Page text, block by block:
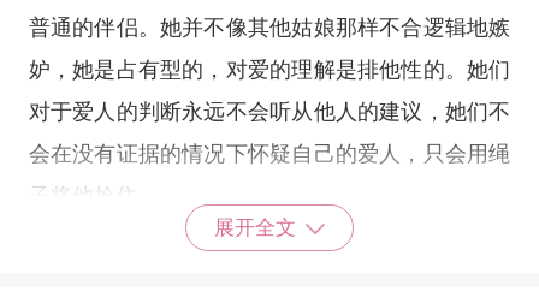
普通的伴侣。她并不像其他姑娘那样不合逻辑地嫉
妒，她是占有型的，对爱的理解是排他性的。她们
对于爱人的判断永远不会听从他人的建议，她们不
会在没有证据的情况下怀疑自己的爱人，只会用绳
子将他拴住。
展开全文